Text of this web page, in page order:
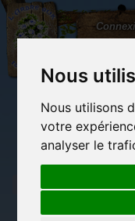
Nous
Nous utilisons
votre
analyser le
L'Arbre
aux
100.000
Librairie des